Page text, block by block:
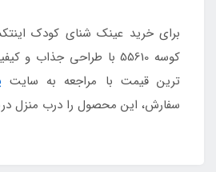
کوسه 55610 با طراحی جذاب و
ترین قیمت با مراجعه به سایت
سفارش، این محصول را درب منزل